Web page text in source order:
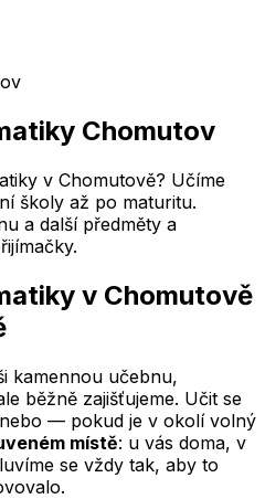
Chomutov
v Chomutově? Učíme
školy až po maturitu.
a další předměty a
v Chomutově
kamennou učebnu,
běžně zajišťujeme. Učit se
— pokud je v okolí volný
místě: u vás doma, v
se vždy tak, aby to